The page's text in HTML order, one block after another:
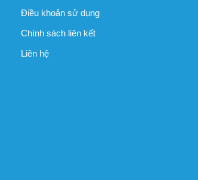
Điều khoản sử dụng
Chính sách liên kết
Liên hệ